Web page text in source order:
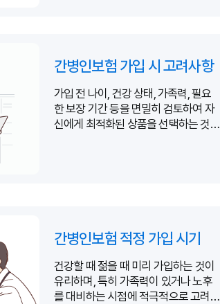
간병인보험 가입 시 고려사항
가입 전 나이, 건강 상태, 가족력, 필요
한 보장 기간 등을 면밀히 검토하여 자
신에게 최적화된 상품을 선택하는 것이
간병인보험 적정 가입 시기
건강할 때 젊을 때 미리 가입하는 것이
유리하며, 특히 가족력이 있거나 노후
를 대비하는 시점에 적극적으로 고려해